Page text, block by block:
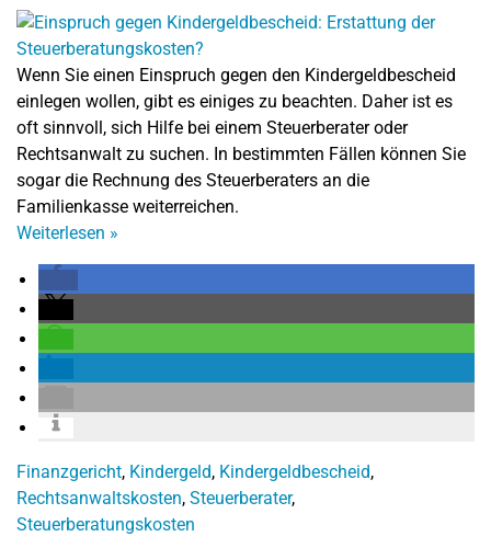
Wenn Sie einen Einspruch gegen den Kindergeldbescheid
einlegen wollen, gibt es einiges zu beachten. Daher ist es
oft sinnvoll, sich Hilfe bei einem Steuerberater oder
Rechtsanwalt zu suchen. In bestimmten Fällen können Sie
sogar die Rechnung des Steuerberaters an die
Familienkasse weiterreichen.
Weiterlesen »
Finanzgericht, Kindergeld, Kindergeldbescheid,
Rechtsanwaltskosten, Steuerberater,
Steuerberatungskosten